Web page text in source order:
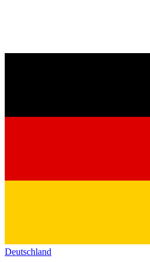
Deutschland